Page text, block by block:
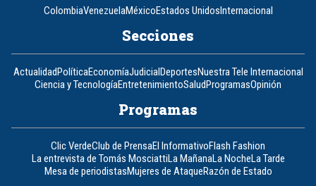
ColombiaVenezuelaMéxicoEstados UnidosInternacional
Secciones
ActualidadPolíticaEconomíaJudicialDeportesNuestra Tele Internacional
Ciencia y TecnologíaEntretenimientoSaludProgramasOpinión
Programas
Clic VerdeClub de PrensaEl InformativoFlash Fashion
La entrevista de Tomás MosciattiLa MañanaLa NocheLa Tarde
Mesa de periodistasMujeres de AtaqueRazón de Estado